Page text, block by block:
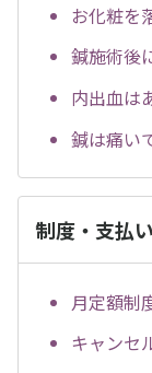
お化粧を
鍼施術後
内出血は
鍼は痛い
制度・支払
月定額制
キャンセ